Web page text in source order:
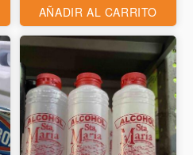
AÑADIR AL CARRITO